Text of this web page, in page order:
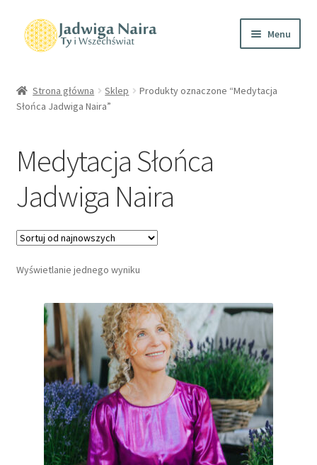
Menu
O mnie
Wydarzenia
Strona główna Sklep
Produkty oznaczone “Medytacja
Słońca Jadwiga Naira”
Medytacja Słońca
Jadwiga Naira
Wyświetlanie jednego wyniku